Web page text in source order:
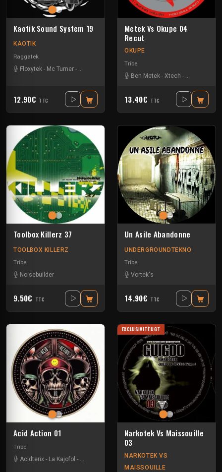
Kaotik Sound System 19
KAOTIK
Raggatek
Floxytek - Mc Turner -
12.90€ TTC
Metek Vs Okupe 04
Recut
OKUPE
Tribe
Ben Metek - Xtech -
13.40€ TTC
Toolbox Killerz 37
TOOLBOX KILLERZ
Tribe
Noisebuilder
9.50€ TTC
Un Asile Abandonne
UNDERGROUNDTEKNO
Tribe
Vortek's
14.90€ TTC
Acid Action 01
Tribe
Acidterix - La Kajofol - Na Mash K Suburbass
EXCLUSIVITÉ UGT
Narkotek Vs Maissouille
03
NARKOTEK VS
MAISSOUILLE